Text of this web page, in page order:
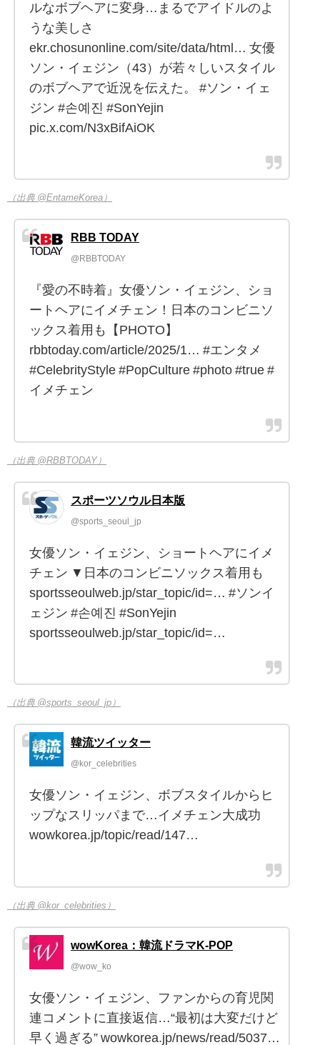
ルなボブヘアに変身…まるでアイドルのよ
うな美しさ
ekr.chosunonline.com/site/data/html… 女優
ソン・イェジン（43）が若々しいスタイル
のボブヘアで近況を伝えた。 #ソン・イェ
ジン #손예진 #SonYejin
pic.x.com/N3xBifAiOK
（出典 @EntameKorea）
RBB TODAY
@RBBTODAY
『愛の不時着』女優ソン・イェジン、ショ
ートヘアにイメチェン！日本のコンビニソ
ックス着用も【PHOTO】
rbbtoday.com/article/2025/1… #エンタメ
#CelebrityStyle #PopCulture #photo #true #
イメチェン
（出典 @RBBTODAY）
スポーツソウル日本版
@sports_seoul_jp
女優ソン・イェジン、ショートヘアにイメ
チェン ▼日本のコンビニソックス着用も
sportsseoulweb.jp/star_topic/id=… #ソンイ
ェジン #손예진 #SonYejin
sportsseoulweb.jp/star_topic/id=…
（出典 @sports_seoul_jp）
韓流ツイッター
@kor_celebrities
女優ソン・イェジン、ボブスタイルからヒ
ップなスリッパまで…イメチェン大成功
wowkorea.jp/topic/read/147…
（出典 @kor_celebrities）
wowKorea：韓流ドラマK-POP
@wow_ko
女優ソン・イェジン、ファンからの育児関
連コメントに直接返信…“最初は大変だけど
早く過ぎる” wowkorea.jp/news/read/5037…